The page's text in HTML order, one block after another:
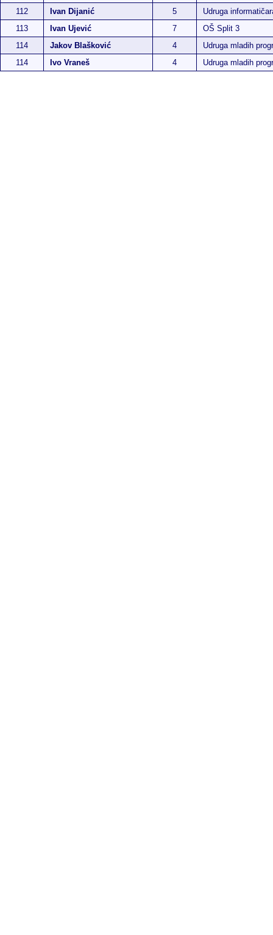
112
Ivan Dijanić 5
Udruga
113
Ivan Ujević 7
OŠ Split 3
114
Jakov Blašković 4
Udruga mladih
114
Ivo Vraneš 4 Udruga mladih